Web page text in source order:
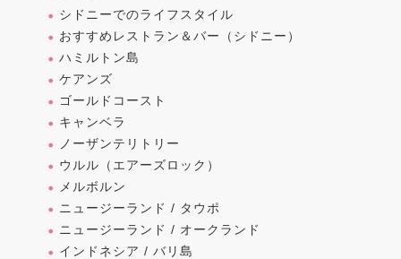
シドニーでのライフスタイル
おすすめレストラン＆バー（シドニー）
ハミルトン島
ケアンズ
ゴールドコースト
キャンベラ
ノーザンテリトリー
ウルル（エアーズロック）
メルボルン
ニュージーランド / タウポ
ニュージーランド / オークランド
インドネシア / バリ島